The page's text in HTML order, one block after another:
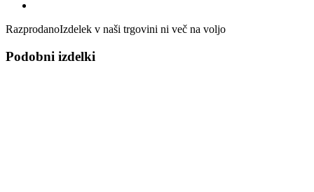
RazprodanoIzdelek v naši trgovini ni več na voljo
Podobni izdelki